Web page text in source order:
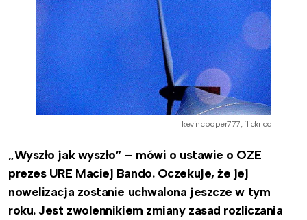
kevincooper777, flickr cc
„Wyszło jak wyszło” – mówi o ustawie o OZE
prezes URE Maciej Bando. Oczekuje, że jej
nowelizacja zostanie uchwalona jeszcze w tym
roku. Jest zwolennikiem zmiany zasad rozliczania